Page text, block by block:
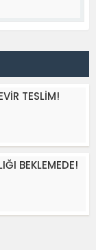
TESLİM!
BEKLEMEDE!